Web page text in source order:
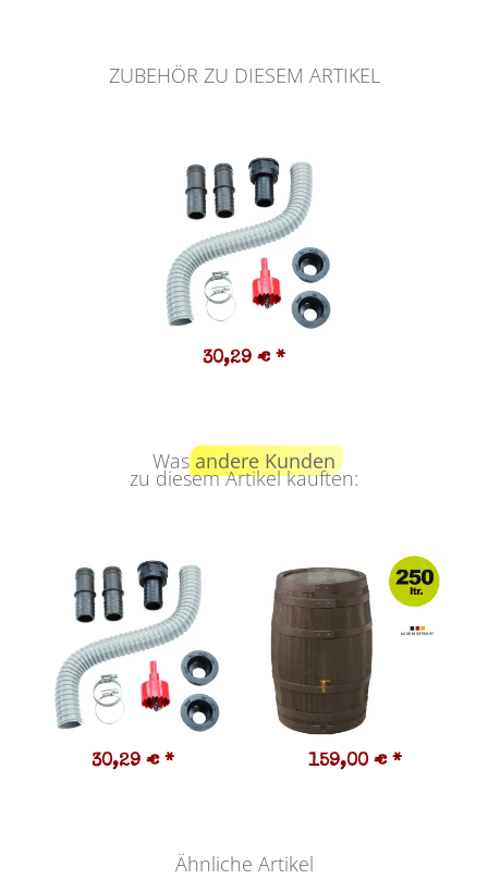
ZUBEHÖR ZU DIESEM ARTIKEL
30,29 € *
Wasandere Kunden
zu diesem Artikel kauften:
30,29 € * 159,00 € *
Ähnliche Artikel